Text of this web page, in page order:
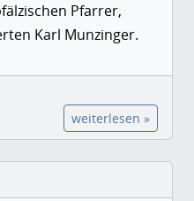
Pfarrer,
Karl Munzinger.
weiterlesen »